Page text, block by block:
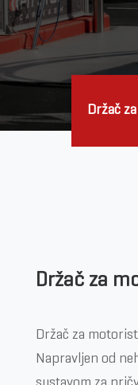
Držač
Držač za
Držač za
Napravljen od